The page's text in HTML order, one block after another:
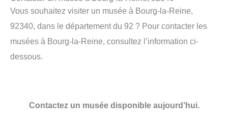
Vous souhaitez visiter un musée à Bourg-la-Reine,
92340, dans le département du 92 ? Pour contacter les
musées à Bourg-la-Reine, consultez l’information ci-
dessous.
Contactez un musée disponible aujourd’hui.